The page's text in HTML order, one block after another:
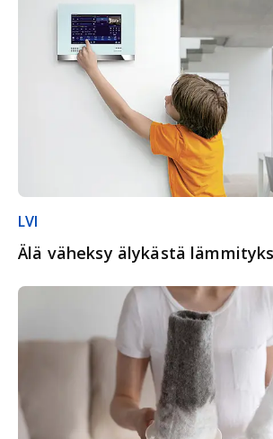
LVI
Älä väheksy älykästä